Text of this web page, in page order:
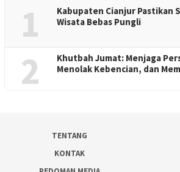
1
Kabupaten Cianjur Pastikan
Wisata Bebas Pungli
2
Khutbah Jumat: Menjaga
Menolak Kebencian, dan
TENTANG
KONTAK